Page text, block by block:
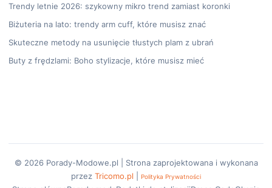
Trendy letnie 2026: szykowny mikro trend zamiast koronki
Biżuteria na lato: trendy arm cuff, które musisz znać
Skuteczne metody na usunięcie tłustych plam z ubrań
Buty z frędzlami: Boho stylizacje, które musisz mieć
© 2026 Porady-Modowe.pl | Strona zaprojektowana i wykonana
przez Tricomo.pl Polityka Prywatności